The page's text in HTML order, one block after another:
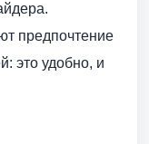
предпочтение
это удобно, и